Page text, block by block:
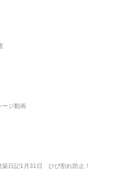
ージ動画
築日記1月31日 ひび割れ防止！